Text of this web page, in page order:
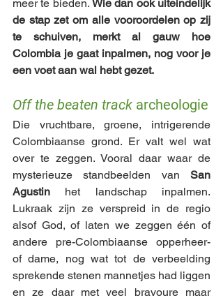
meer te bieden. Wie dan ook uiteindelijk
de stap zet om alle vooroordelen op zij
te schuiven, merkt al gauw hoe
Colombia je gaat inpalmen, nog voor je
een voet aan wal hebt gezet.
Off the beaten track archeologie
Die vruchtbare, groene, intrigerende
Colombiaanse grond. Er valt wel wat
over te zeggen. Vooral daar waar de
mysterieuze standbeelden van San
Agustin het landschap inpalmen.
Lukraak zijn ze verspreid in de regio
alsof God, of laten we zeggen één of
andere pre-Colombiaanse opperheer-
of dame, nog wat tot de verbeelding
sprekende stenen mannetjes had liggen
en ze daar met veel bravoure maar